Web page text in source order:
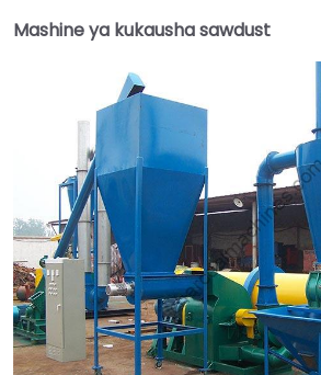
Mashine ya kukausha sawdust